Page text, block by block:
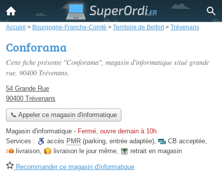
Accueil > Bourgogne-Franche-Comté > Territoire de Belfort > Trévenans
Conforama
Cette fiche présente "Conforama", magasin d'informatique situé grande
rue, 90400 Trévenans.
54 Grande Rue
90400 Trévenans
📞 Appeler ce magasin d'informatique
Magasin d'informatique - Fermé, ouvre demain à 10h
Services :
accès PMR (parking, entrée adaptée), CB acceptée,
livraison, livraison le jour même, retrait en magasin
Recommander ce magasin d'informatique